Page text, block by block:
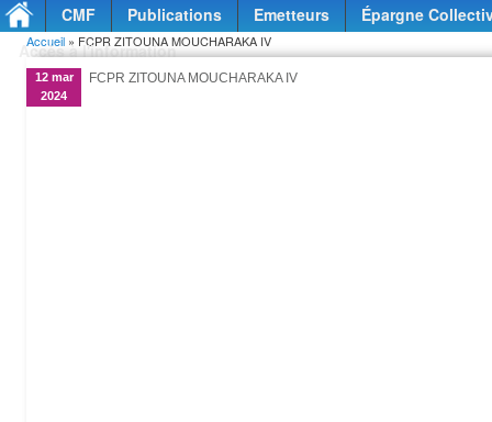
CMF Publications Emetteurs
Épargne
Accès à l'information
Vous êtes ici
Accueil » FCPR ZITOUNA MOUCHARAKA IV
12 mar
2024
FCPR ZITOUNA MOUCHARAKA IV